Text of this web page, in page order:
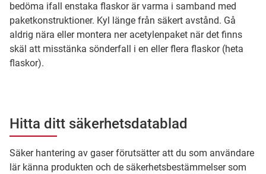
bedöma ifall enstaka flaskor är varma i samband med
paketkonstruktioner. Kyl länge från säkert avstånd. Gå
aldrig nära eller montera ner acetylenpaket när det finns
skäl att misstänka sönderfall i en eller flera flaskor (heta
flaskor).
Hitta ditt säkerhetsdatablad
Säker hantering av gaser förutsätter att du som användare
lär känna produkten och de säkerhetsbestämmelser som